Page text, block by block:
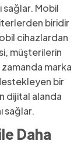
sağlar. Mobil
biridir
cihazlardan
müşterilerin
zamanda marka
bir
dijital alanda
sağlar.
Daha